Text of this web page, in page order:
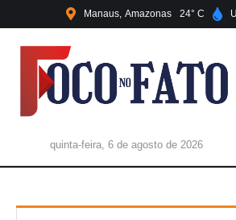
Manaus Amazonas 24
quinta-feira, 6 de agosto de 2026